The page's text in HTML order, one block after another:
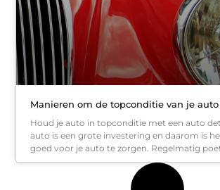
Manieren om de topconditie van je
Houd je auto in topconditie met een auto
auto is een grote investering en daarom is
goed voor je auto te zorgen. Regelmatig